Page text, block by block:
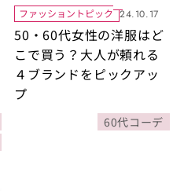
ファッショントピック 24.10.17
50・60代女性の洋服はど
こで買う？大人が頼れる
４ブランドをピックアッ
プ
60代コーデ